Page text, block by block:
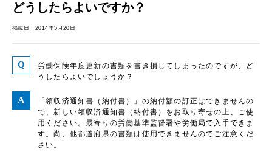
どうしたらよいですか？
掲載日：2014年5月20日
労働保険年度更新の書類を書き損じてしまったのですが、ど
うしたらよいでしょうか？
「領収済通知書（納付書）」の納付額の訂正はできませんの
で、新しい領収済通知書（納付書）をお取り寄せの上、ご使
用ください。最寄りの労働基準監督署や労働局で入手できま
す。尚、他都道府県の書類は使用できませんのでご注意くだ
さい。